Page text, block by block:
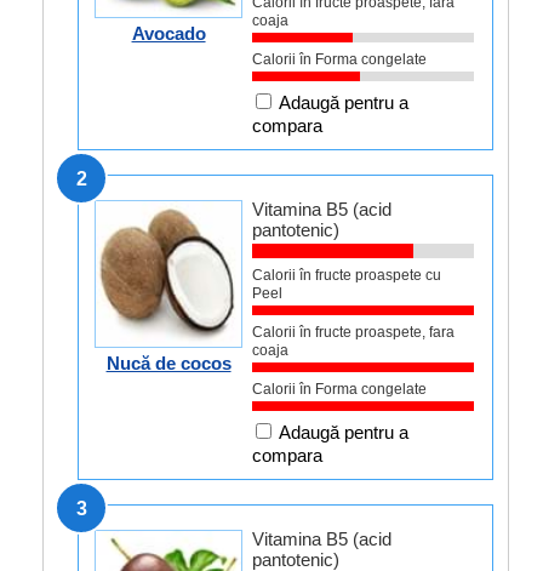
Avocado
coaja
Calorii în Forma congelate
Adaugă pentru a
compara
2
Nucă de cocos
Vitamina B5 (acid
pantotenic)
Calorii în fructe proaspete cu
Peel
Calorii în fructe proaspete, fara
coaja
Calorii în Forma congelate
Adaugă pentru a
compara
3
Vitamina B5 (acid
pantotenic)